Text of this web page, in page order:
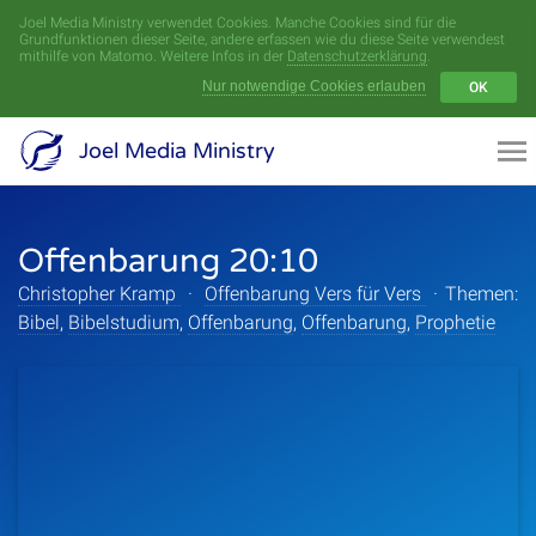
Joel Media Ministry verwendet Cookies. Manche Cookies sind für die
Grundfunktionen dieser Seite, andere erfassen wie du diese Seite verwendest
mithilfe von Matomo. Weitere Infos in der Datenschutzerklärung.
Nur notwendige Cookies erlauben
OK
Joel Media Ministry
Offenbarung 20:10
Christopher Kramp · Offenbarung Vers für Vers · Themen:
Bibel, Bibelstudium, Offenbarung, Offenbarung, Prophetie
Menü
Videoarchiv
Sprecher